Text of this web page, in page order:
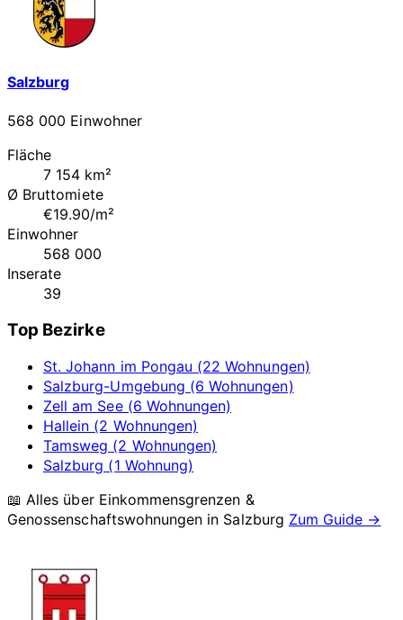
Salzburg
568 000 Einwohner
Fläche
7 154 km²
Ø Bruttomiete
€19.90/m²
Einwohner
568 000
Inserate
39
Top Bezirke
St. Johann im Pongau (22 Wohnungen)
Salzburg-Umgebung (6 Wohnungen)
Zell am See (6 Wohnungen)
Hallein (2 Wohnungen)
Tamsweg (2 Wohnungen)
Salzburg (1 Wohnung)
📖 Alles über Einkommensgrenzen &
Genossenschaftswohnungen in Salzburg Zum Guide →